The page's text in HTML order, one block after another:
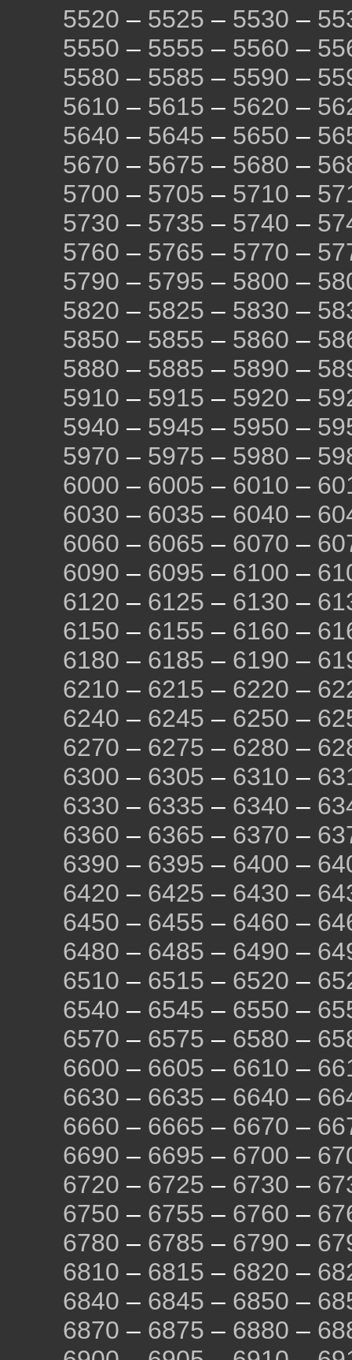
5520 – 5525 – 5530 –
5550 – 5555 – 5560 –
5580 – 5585 – 5590 –
5610 – 5615 – 5620 –
5640 – 5645 – 5650 –
5670 – 5675 – 5680 –
5700 – 5705 – 5710 –
5730 – 5735 – 5740 –
5760 – 5765 – 5770 –
5790 – 5795 – 5800 –
5820 – 5825 – 5830 –
5850 – 5855 – 5860 –
5880 – 5885 – 5890 –
5910 – 5915 – 5920 –
5940 – 5945 – 5950 –
5970 – 5975 – 5980 –
6000 – 6005 – 6010 –
6030 – 6035 – 6040 –
6060 – 6065 – 6070 –
6090 – 6095 – 6100 –
6120 – 6125 – 6130 –
6150 – 6155 – 6160 –
6180 – 6185 – 6190 –
6210 – 6215 – 6220 –
6240 – 6245 – 6250 –
6270 – 6275 – 6280 –
6300 – 6305 – 6310 –
6330 – 6335 – 6340 –
6360 – 6365 – 6370 –
6390 – 6395 – 6400 –
6420 – 6425 – 6430 –
6450 – 6455 – 6460 –
6480 – 6485 – 6490 –
6510 – 6515 – 6520 –
6540 – 6545 – 6550 –
6570 – 6575 – 6580 –
6600 – 6605 – 6610 –
6630 – 6635 – 6640 –
6660 – 6665 – 6670 –
6690 – 6695 – 6700 –
6720 – 6725 – 6730 –
6750 – 6755 – 6760 –
6780 – 6785 – 6790 –
6810 – 6815 – 6820 –
6840 – 6845 – 6850 –
6870 – 6875 – 6880 –